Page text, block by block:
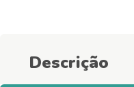
Descrição